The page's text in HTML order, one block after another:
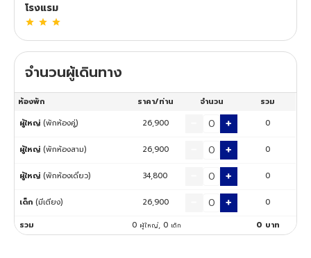
โรงแรม
จำนวนผู้เดินทาง
ห้องพัก ราคา/ท่าน จำนวน
รวม
ผู้ใหญ่ (พักห้องคู่) 26,900 0
ผู้ใหญ่ (พักห้องสาม) 26,900 0
ผู้ใหญ่ (พักห้องเดี่ยว) 34,800 0
เด็ก (มีเตียง) 26,900
0
รวม
0 ผู้ใหญ่, 0 เด็ก 0 บาท
ทัวร์บาหลี
ทัวร์ออสเตรเลีย